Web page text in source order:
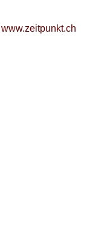
www.zeitpunkt.ch